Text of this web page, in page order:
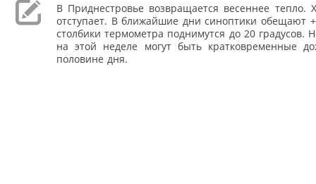
В Приднестровье возвращается весеннее тепло.
отступает. В ближайшие дни синоптики обещают
столбики термометра поднимутся до 20 градусов.
на этой неделе могут быть кратковременные
половине дня.